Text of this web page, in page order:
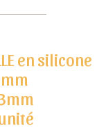
en silicone